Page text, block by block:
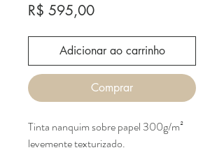
R$ 595,00Preço
Adicionar ao carrinho
Comprar
Tinta nanquim sobre papel 300g/m²
levemente texturizado.